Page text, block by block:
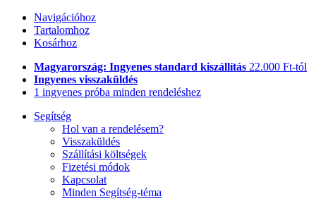
Navigációhoz
Tartalomhoz
Kosárhoz
Magyarország: Ingyenes standard kiszállítás 22.000 Ft-tól
Ingyenes visszaküldés
1 ingyenes próba minden rendeléshez
Segítség
Hol van a rendelésem?
Visszaküldés
Szállítási költségek
Fizetési módok
Kapcsolat
Minden Segítség-téma